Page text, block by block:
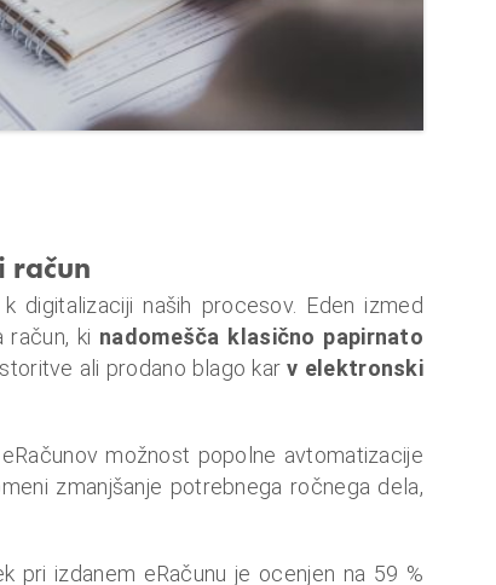
račun
naših procesov. Eden izmed
račun, ki nadomešča klasično papirnato
ali prodano blago karv elektronski
možnost popolne avtomatizacije
zmanjšanje potrebnega ročnega dela,
pri izdanem eRačunu je ocenjen na 59 %